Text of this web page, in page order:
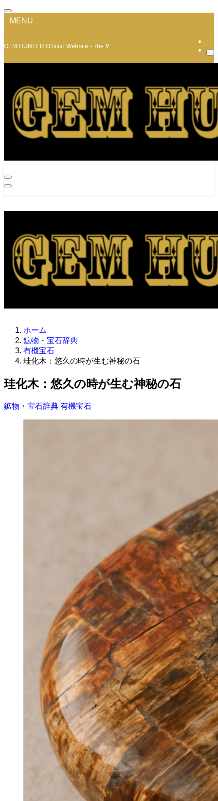
MENU
GEM HUNTER Official Website - The World of Minerals and Jewelry
ホーム
鉱物・宝石辞典
有機宝石
珪化木：悠久の時が生む神秘の石
珪化木：悠久の時が生む神秘の石
鉱物・宝石辞典 有機宝石